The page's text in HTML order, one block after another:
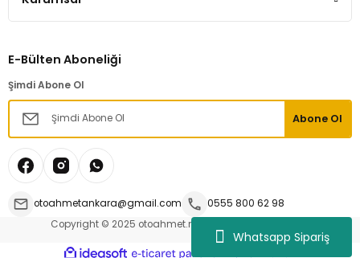
Whatsapp Sipariş
E-Bülten Aboneliği
Şimdi Abone Ol
Abone Ol
otoahmetankara@gmail.com
0555 800 62 98
Copyright © 2025 otoahmet.net | Tüm hakları saklıdır.
ideasoft